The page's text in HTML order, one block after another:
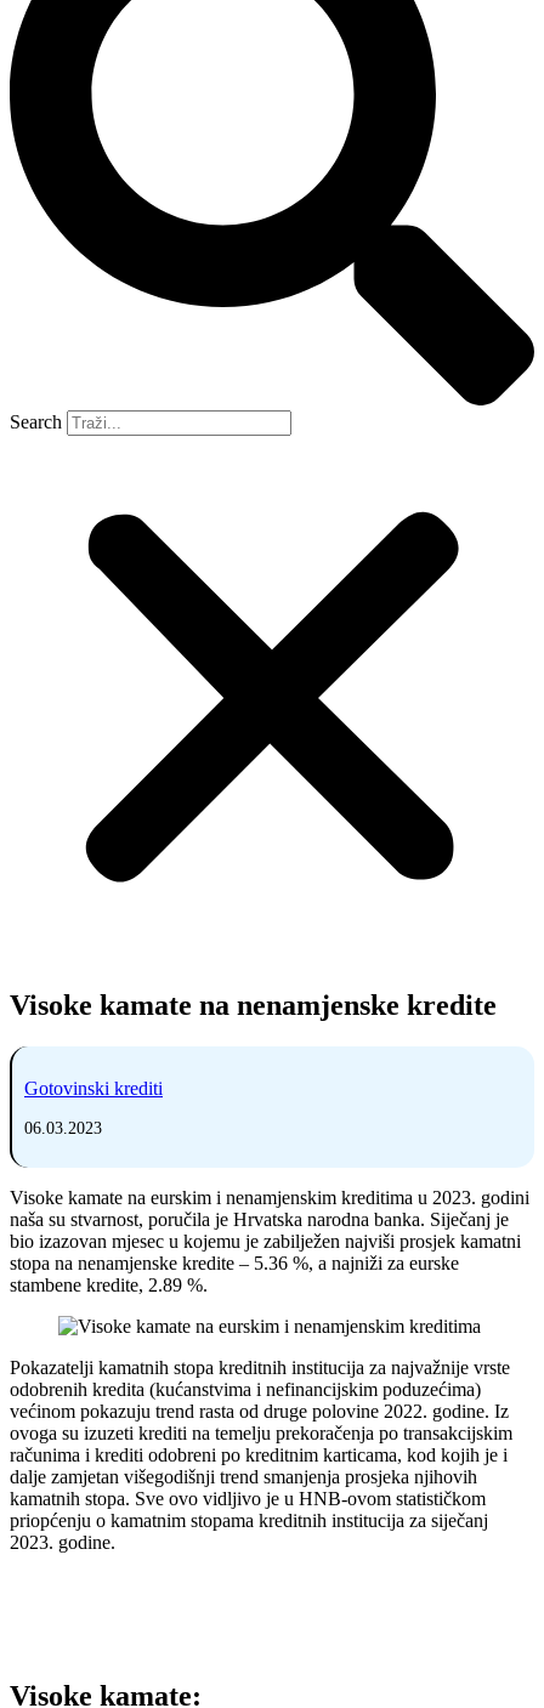
Search
Visoke kamate na nenamjenske kredite
Gotovinski krediti
06.03.2023
Visoke kamate na eurskim i nenamjenskim kreditima u 2023. godini
naša su stvarnost, poručila je Hrvatska narodna banka. Siječanj je
bio izazovan mjesec u kojemu je zabilježen najviši prosjek kamatni
stopa na nenamjenske kredite – 5.36 %, a najniži za eurske
stambene kredite, 2.89 %.
Pokazatelji kamatnih stopa kreditnih institucija za najvažnije vrste
odobrenih kredita (kućanstvima i nefinancijskim poduzećima)
većinom pokazuju trend rasta od druge polovine 2022. godine. Iz
ovoga su izuzeti krediti na temelju prekoračenja po transakcijskim
računima i krediti odobreni po kreditnim karticama, kod kojih je i
dalje zamjetan višegodišnji trend smanjenja prosjeka njihovih
kamatnih stopa. Sve ovo vidljivo je u HNB-ovom statističkom
priopćenju o kamatnim stopama kreditnih institucija za siječanj
2023. godine.
Visoke kamate: